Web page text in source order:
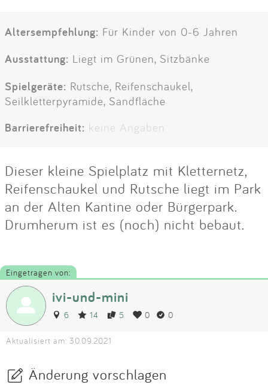
Altersempfehlung: Für Kinder von 0-6 Jahren
Ausstattung: Liegt im Grünen, Sitzbänke
Spielgeräte: Rutsche, Reifenschaukel,
Seilkletterpyramide, Sandfläche
Barrierefreiheit: keine Angaben
Dieser kleine Spielplatz mit Kletternetz,
Reifenschaukel und Rutsche liegt im Park
an der Alten Kantine oder Bürgerpark.
Drumherum ist es (noch) nicht bebaut.
Eingetragen von:
ivi-und-mini
6 14 5 0 0
Aktualisiert am: 30.09.2021
Änderung vorschlagen